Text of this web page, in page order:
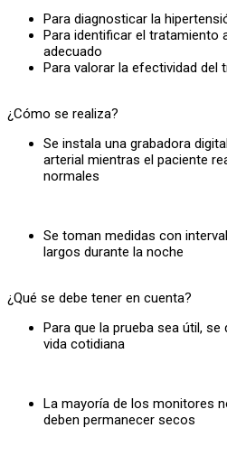
Para diagnosticar la
Para identificar el tratamiento
adecuado
Para valorar la efectividad del
¿Cómo se realiza?
Se instala una grabadora
arterial mientras el paciente
normales
Se toman medidas con
largos durante la noche
¿Qué se debe tener en cuenta?
Para que la prueba sea útil,
vida cotidiana
La mayoría de los monitores
deben permanecer secos